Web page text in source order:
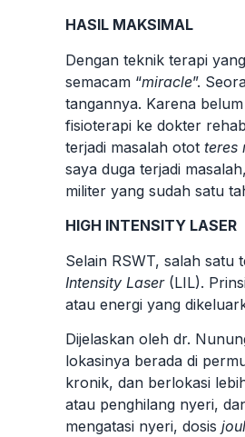
HASIL MAKSIMAL
Dengan teknik terapi
semacam “miracle”.
tangannya. Karena
fisioterapi ke dokter
terjadi masalah otot teres
saya duga terjadi
militer yang sudah satu
HIGH INTENSITY LASER
Selain RSWT, salah satu
Intensity Laser (LIL).
atau energi yang
Dijelaskan oleh dr.
lokasinya berada di
kronik, dan berlokasi
atau penghilang nyeri,
mengatasi nyeri, dosis